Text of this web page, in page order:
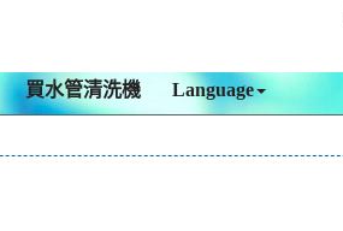
買水管清洗機 Language